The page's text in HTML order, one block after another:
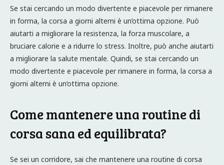
Se stai cercando un modo divertente e piacevole per rimanere
in forma, la corsa a giorni alterni è un’ottima opzione. Può
aiutarti a migliorare la resistenza, la forza muscolare, a
bruciare calorie e a ridurre lo stress. Inoltre, può anche aiutarti
a migliorare la salute mentale. Quindi, se stai cercando un
modo divertente e piacevole per rimanere in forma, la corsa a
giorni alterni è un’ottima opzione.
Come mantenere una routine di
corsa sana ed equilibrata?
Se sei un corridore, sai che mantenere una routine di corsa